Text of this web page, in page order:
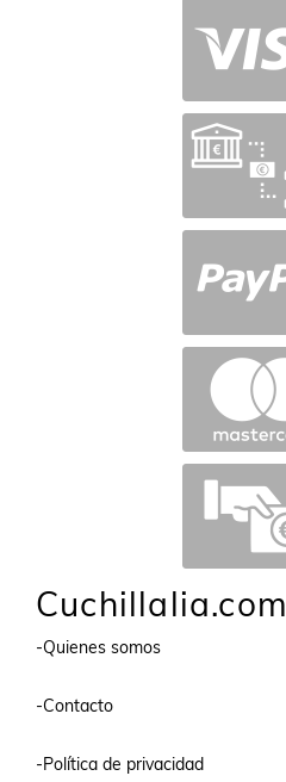
Cuchillalia.com
-Quienes somos
-Contacto
-Política de privacidad